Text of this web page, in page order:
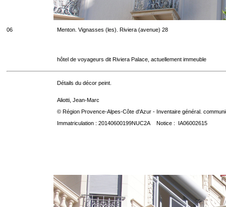
06 Menton. Vignasses (les). Riviera (avenue) 28
hôtel de voyageurs dit Riviera Palace, actuellement immeuble
Détails du décor peint.
Aliotti, Jean-Marc
© Région Provence-Alpes-Côte d'Azur - Inventaire général.
Immatriculation : 20140600199NUC2A Notice : IA06002615